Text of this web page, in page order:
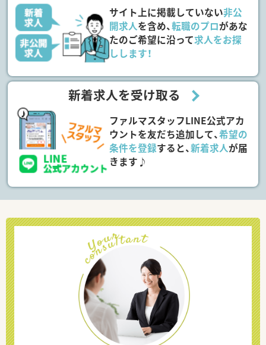
サイト上に掲載していない非公
開求人を含め、転職のプロがあな
たのご希望に沿って求人をお探
しします！
新着求人を受け取る
ファルマスタッフLINE公式アカ
ウントを友だち追加して、希望の
条件を登録すると、新着求人が届
きます♪